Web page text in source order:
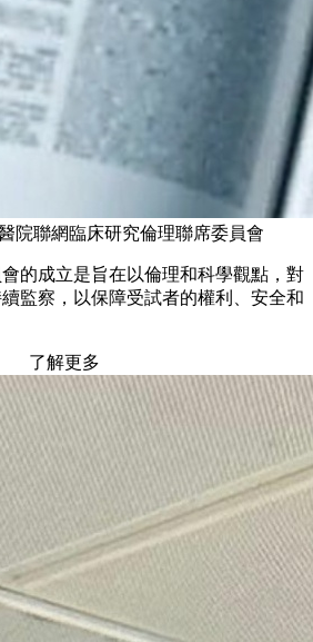
院聯網臨床研究倫理聯席委員會
的成立是旨在以倫理和科學觀點，對
監察，以保障受試者的權利、安全和
了解更多